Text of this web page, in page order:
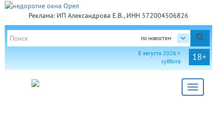
Реклама: ИП Александрова Е.В., ИНН 572004506826
по новостям
18+
8 августа 2026 г.
суббота
Toggle